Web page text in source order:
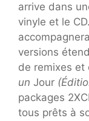
arrive dans
vinyle et le
versions
de remixes et
un Jour
packages
tous prêts à